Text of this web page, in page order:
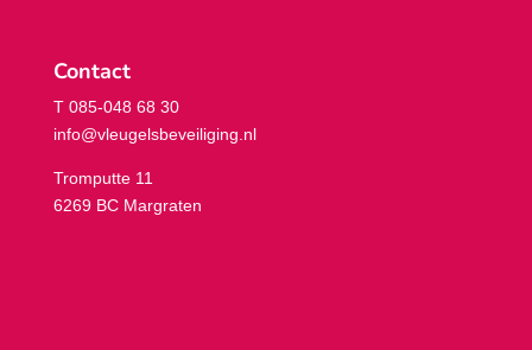
Contact
T 085-048 68 30
info@vleugelsbeveiliging.nl
Tromputte 11
6269 BC Margraten